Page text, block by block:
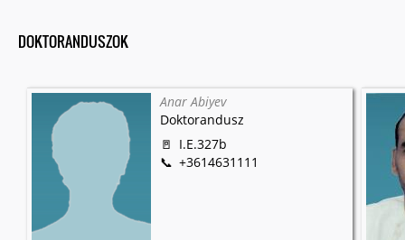
DOKTORANDUSZOK
Anar Abiyev
Doktorandusz
I.E.327b
+3614631111